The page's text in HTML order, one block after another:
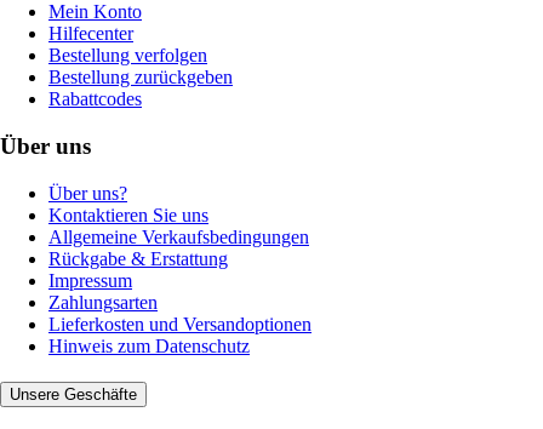
Mein Konto
Hilfecenter
Bestellung verfolgen
Bestellung zurückgeben
Rabattcodes
Über uns
Über uns?
Kontaktieren Sie uns
Allgemeine Verkaufsbedingungen
Rückgabe & Erstattung
Impressum
Zahlungsarten
Lieferkosten und Versandoptionen
Hinweis zum Datenschutz
Unsere Geschäfte